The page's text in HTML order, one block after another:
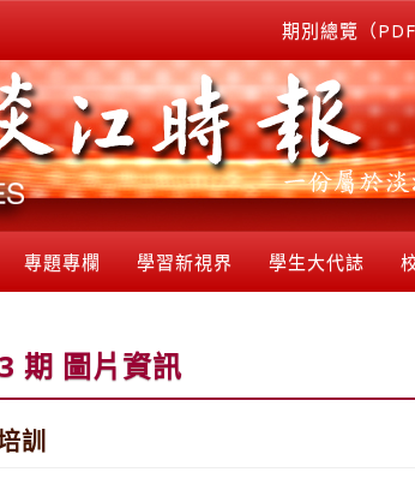
期別總覽（PDF
專題專欄 學習新視界 學生大代誌
期 圖片資訊
訓